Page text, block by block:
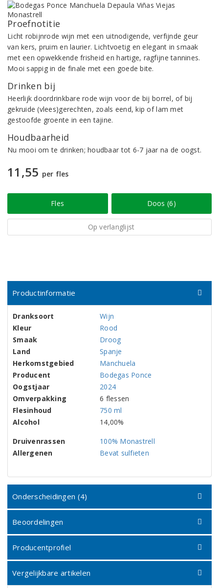
Proefnotitie
Licht robijnrode wijn met een uitnodigende, verfijnde geur
van kers, pruim en laurier. Lichtvoetig en elegant in smaak
met een opwekkende frisheid en hartige, ragfijne tannines.
Mooi sappig in de finale met een goede bite.
Drinken bij
Heerlijk doordrinkbare rode wijn voor de bij borrel, of bij
gekruide (vlees)gerechten, zoals eend, kip of lam met
gestoofde groente in een tajine.
Houdbaarheid
Nu mooi om te drinken; houdbaar tot 6-7 jaar na de oogst.
11,55 per fles
Fles Doos (6)
Op verlanglijst
Productinformatie
Dranksoort
Wijn
Kleur
Rood
Smaak
Droog
Land
Spanje
Herkomstgebied
Manchuela
Producent
Bodegas Ponce
Oogstjaar
2024
Omverpakking
6 flessen
Flesinhoud
750 ml
Alcohol
14,00%
Druivenrassen
100% Monastrell
Allergenen
Bevat sulfieten
Onderscheidingen (4)
Beoordelingen
Producentprofiel
Vergelijkbare artikelen